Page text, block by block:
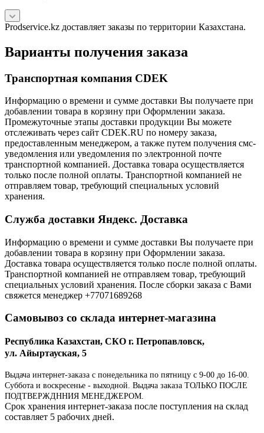
Prodservice.kz доставляет заказы по территории Казахстана.
Варианты получения заказа
Транспортная компания CDEK
Информацию о времени и сумме доставки Вы получаете при
добавлении товара в корзину при Оформлении заказа.
Промежуточные этапы доставки продукции Вы можете
отслеживать через сайт CDEK.RU по номеру заказа,
предоставленным менеджером, а также путем получения смс-
уведомления или уведомления по электронной почте
транспортной компанией. Доставка товара осуществляется
только после полной оплаты. Транспортной компанией не
отправляем товар, требующий специальных условий
хранения.
Служба доставки Яндекс. Доставка
Информацию о времени и сумме доставки Вы получаете при
добавлении товара в корзину при Оформлении заказа.
Доставка товара осуществляется только после полной оплаты.
Транспортной компанией не отправляем товар, требующий
специальных условий хранения. После сборки заказа с Вами
свяжется менеджер +77071689268
Самовывоз со склада интернет-магазина
Республика Казахстан, СКО г. Петропавловск,
ул. Айыртауская, 5
Выдача интернет-заказа с понедельника по пятницу с 9-00 до 16-00.
Суббота и воскресенье - выходной. Выдача заказа ТОЛЬКО ПОСЛЕ
ПОДТВЕРЖДННИЯ МЕНЕДЖЕРОМ.
Срок хранения интернет-заказа после поступления на склад
составляет 5 рабочих дней.